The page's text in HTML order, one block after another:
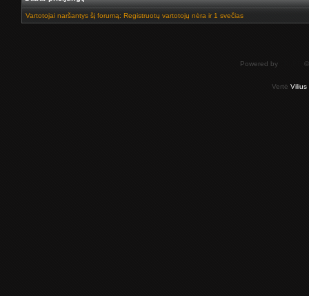
Vartotojai naršantys šį forumą: Registruotų vartotojų nėra ir 1 svečias
Powered by
Vertė Vilius